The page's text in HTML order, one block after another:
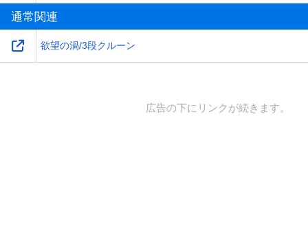
通常関連
欲望の渦/3段クルーン
広告の下にリンクが続きます。